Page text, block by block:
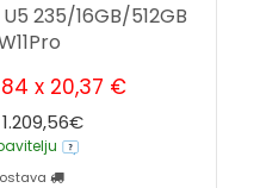
235/16GB/512GB
84 x 20,37 €